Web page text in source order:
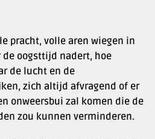
pracht, volle aren wiegen in
oogsttijd nadert, hoe
de lucht en de
zich altijd afvragend of er
onweersbui zal komen die de
zou kunnen verminderen.